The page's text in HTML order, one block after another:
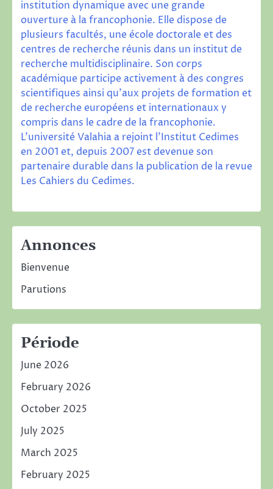
institution dynamique avec une grande
ouverture à la francophonie. Elle dispose de
plusieurs facultés, une école doctorale et des
centres de recherche réunis dans un institut de
recherche multidisciplinaire. Son corps
académique participe activement à des congres
scientifiques ainsi qu’aux projets de formation et
de recherche européens et internationaux y
compris dans le cadre de la francophonie.
L’université Valahia a rejoint l’Institut Cedimes
en 2001 et, depuis 2007 est devenue son
partenaire durable dans la publication de la revue
Les Cahiers du Cedimes.
Annonces
Bienvenue
Parutions
Période
June 2026
February 2026
October 2025
July 2025
March 2025
February 2025